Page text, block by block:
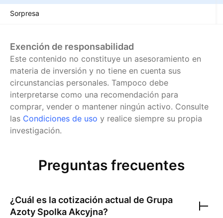
Sorpresa
Exención de responsabilidad
Este contenido no constituye un asesoramiento en
materia de inversión y no tiene en cuenta sus
circunstancias personales. Tampoco debe
interpretarse como una recomendación para
comprar, vender o mantener ningún activo. Consulte
las Condiciones de uso y realice siempre su propia
investigación.
Preguntas frecuentes
¿Cuál es la cotización actual de Grupa
Azoty Spolka Akcyjna?